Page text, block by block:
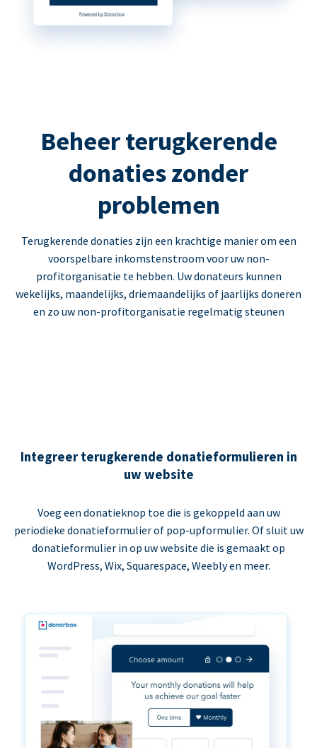
Beheer terugkerende
donaties zonder
problemen
Terugkerende donaties zijn een krachtige manier om een
voorspelbare inkomstenstroom voor uw non-
profitorganisatie te hebben. Uw donateurs kunnen
wekelijks, maandelijks, driemaandelijks of jaarlijks doneren
en zo uw non-profitorganisatie regelmatig steunen
Integreer terugkerende donatieformulieren in
uw website
Voeg een donatieknop toe die is gekoppeld aan uw
periodieke donatieformulier of pop-upformulier. Of sluit uw
donatieformulier in op uw website die is gemaakt op
WordPress, Wix, Squarespace, Weebly en meer.